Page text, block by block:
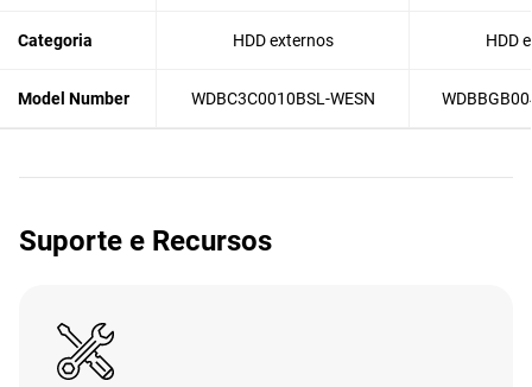
Categoria HDD externos HDD
Model Number WDBC3C0010BSL-WESN
Suporte e Recursos